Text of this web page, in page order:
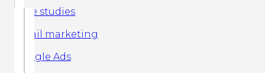
Case studies
Email marketing
Google Ads